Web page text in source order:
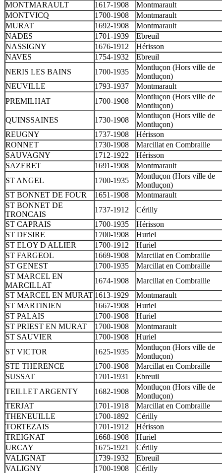
MONTMARAULT 1617-1908
Montmarault
MONTVICQ
1700-1908
Montmarault
MURAT
1692-1908
Montmarault
NADES
1701-1939
Ebreuil
NASSIGNY
1676-1912
Hérisson
NAVES
1754-1932
Ebreuil
NERIS LES BAINS
1700-1935
Montluçon (Hors ville de
Montluçon)
NEUVILLE
1793-1937
Montmarault
PREMILHAT
1700-1908
Montluçon (Hors ville de
Montluçon)
QUINSSAINES
1730-1908
Montluçon (Hors ville de
Montluçon)
REUGNY
1737-1908
Hérisson
RONNET
1730-1908
Marcillat en Combraille
SAUVAGNY
1712-1922
Hérisson
SAZERET
1691-1908
Montmarault
ST ANGEL
1700-1935
Montluçon (Hors ville de
Montluçon)
ST BONNET DE FOUR
1651-1908
Montmarault
ST BONNET DE
TRONCAIS
1737-1912
Cérilly
ST CAPRAIS
1700-1935
Hérisson
ST DESIRE
1700-1908
Huriel
ST ELOY D ALLIER
1700-1912
Huriel
ST FARGEOL
1669-1908
Marcillat en Combraille
ST GENEST
1700-1935
Marcillat en Combraille
ST MARCEL EN
MARCILLAT
1674-1908
Marcillat en Combraille
ST MARCEL EN MURAT 1613-1929
Montmarault
ST MARTINIEN
1667-1908
Huriel
ST PALAIS
1700-1908
Huriel
ST PRIEST EN MURAT
1700-1908
Montmarault
ST SAUVIER
1700-1908
Huriel
ST VICTOR
1625-1935
Montluçon (Hors ville de
Montluçon)
STE THERENCE
1700-1908
Marcillat en Combraille
SUSSAT
1701-1931
Ebreuil
TEILLET ARGENTY
1682-1908
Montluçon (Hors ville de
Montluçon)
TERJAT
1701-1918
Marcillat en Combraille
THENEUILLE
1700-1892
Cérilly
TORTEZAIS
1701-1912
Hérisson
TREIGNAT
1668-1908
Huriel
URCAY
1675-1921
Cérilly
VALIGNAT
1739-1932
Ebreuil
VALIGNY
1700-1908
Cérilly